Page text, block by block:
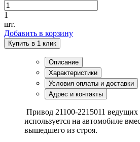
1
шт.
Добавить в корзину
Купить в 1 клик
Описание
Характеристики
Условия оплаты и доставки
Адрес и контакты
Привод 21100-2215011 ведущих
используется на автомобиле
вышедшего из строя.